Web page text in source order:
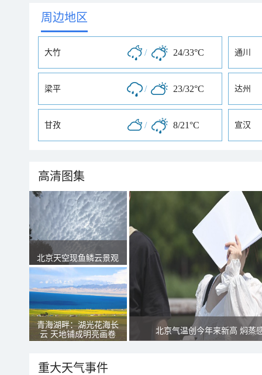
周边地区
大竹 / 24/33°C 通川
梁平 / 23/32°C 达州
甘孜 / 8/21°C 宣汉
高清图集
北京天空现鱼鳞云景观
青海湖畔：湖光花海长
云 天地铺成明亮画卷
北京气温创今年来新高 焖蒸
重大天气事件